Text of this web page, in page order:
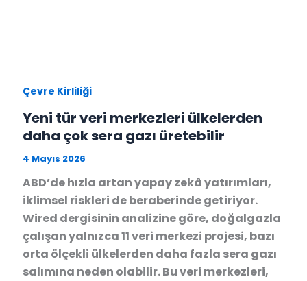
Çevre Kirliliği
Yeni tür veri merkezleri ülkelerden
daha çok sera gazı üretebilir
4 Mayıs 2026
ABD’de hızla artan yapay zekâ yatırımları,
iklimsel riskleri de beraberinde getiriyor.
Wired dergisinin analizine göre, doğalgazla
çalışan yalnızca 11 veri merkezi projesi, bazı
orta ölçekli ülkelerden daha fazla sera gazı
salımına neden olabilir. Bu veri merkezleri,